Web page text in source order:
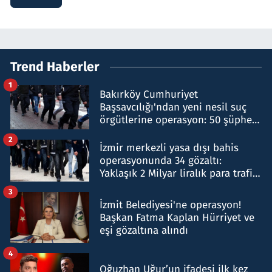
Trend Haberler
Bakırköy Cumhuriyet
Başsavcılığı'ndan yeni nesil suç
örgütlerine operasyon: 50 şüpheli
1
İzmir merkezli yasa dışı bahis
operasyonunda 34 gözaltı:
Yaklaşık 2 Milyar liralık para trafiği
2
İzmit Belediyesi'ne operasyon!
Başkan Fatma Kaplan Hürriyet ve
eşi gözaltına alındı
3
Oğuzhan Uğur’un ifadesi ilk kez
4